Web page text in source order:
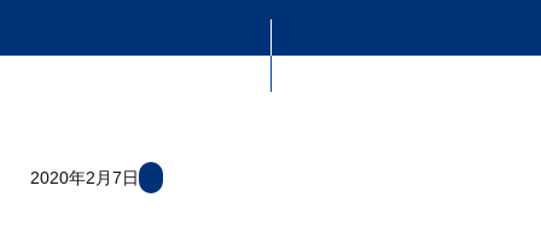
2020年2月7日